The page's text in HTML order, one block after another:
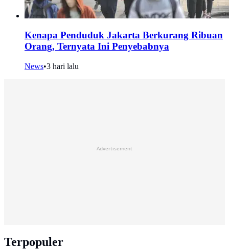
Kenapa Penduduk Jakarta Berkurang Ribuan
Orang, Ternyata Ini Penyebabnya
News•3 hari lalu
Advertisement
Terpopuler